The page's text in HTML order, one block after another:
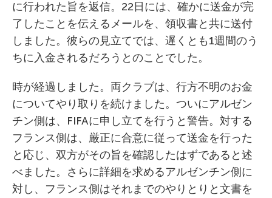
に行われた旨を返信。22日には、確かに送金が完
了したことを伝えるメールを、領収書と共に送付
しました。彼らの見立てでは、遅くとも1週間のう
ちに入金されるだろうとのことでした。
時が経過しました。両クラブは、行方不明のお金
についてやり取りを続けました。ついにアルゼン
チン側は、FIFAに申し立てを行うと警告。対する
フランス側は、厳正に合意に従って送金を行った
と応じ、双方がその旨を確認したはずであると述
べました。さらに詳細を求めるアルゼンチン側に
対し、フランス側はそれまでのやりとりと文書を